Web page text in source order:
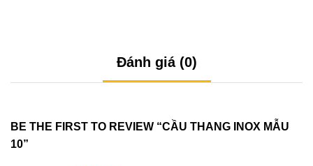
Đánh giá (0)
BE THE FIRST TO REVIEW “CẦU THANG INOX MẪU
10”